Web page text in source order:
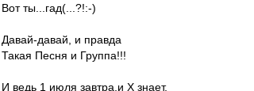
Вот ты...гад(...?!:-)
Давай-давай, и правда
Такая Песня и Группа!!!
И ведь 1 июля завтра,и Х знает,